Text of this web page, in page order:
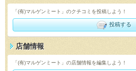
「(有)マルゲンミート」のクチコミを投稿しよう！
投稿する
店舗情報
「(有)マルゲンミート」の店舗情報を編集しよう！